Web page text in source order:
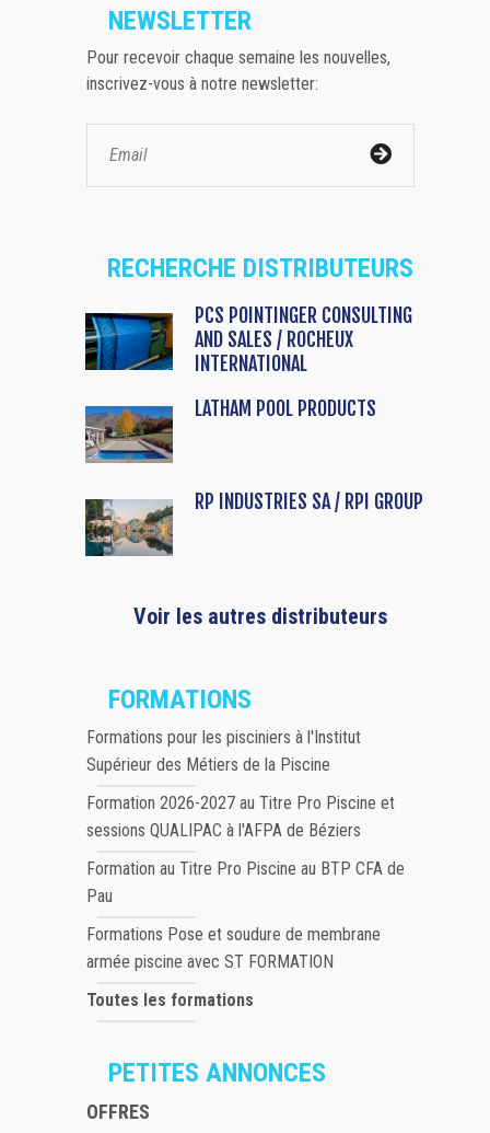
NEWSLETTER
Pour recevoir chaque semaine les nouvelles,
inscrivez-vous à notre newsletter:
RECHERCHE DISTRIBUTEURS
PCS POINTINGER CONSULTING
AND SALES / ROCHEUX
INTERNATIONAL
LATHAM POOL PRODUCTS
RP INDUSTRIES SA / RPI GROUP
Voir les autres distributeurs
FORMATIONS
Formations pour les pisciniers à l'Institut
Supérieur des Métiers de la Piscine
Formation 2026-2027 au Titre Pro Piscine et
sessions QUALIPAC à l'AFPA de Béziers
Formation au Titre Pro Piscine au BTP CFA de
Pau
Formations Pose et soudure de membrane
armée piscine avec ST FORMATION
Toutes les formations
PETITES ANNONCES
OFFRES